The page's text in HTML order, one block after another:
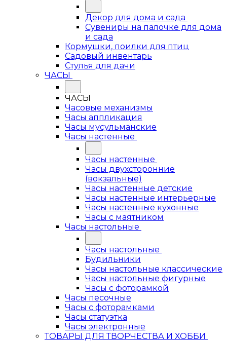
Декор для дома и сада
Сувениры на палочке для дома
и сада
Кормушки, поилки для птиц
Садовый инвентарь
Стулья для дачи
ЧАСЫ
ЧАСЫ
Часовые механизмы
Часы аппликация
Часы мусульманские
Часы настенные
Часы настенные
Часы двухсторонние
(вокзальные)
Часы настенные детские
Часы настенные интерьерные
Часы настенные кухонные
Часы с маятником
Часы настольные
Часы настольные
Будильники
Часы настольные классические
Часы настольные фигурные
Часы с фоторамкой
Часы песочные
Часы с фоторамками
Часы статуэтка
Часы электронные
ТОВАРЫ ДЛЯ ТВОРЧЕСТВА И ХОББИ